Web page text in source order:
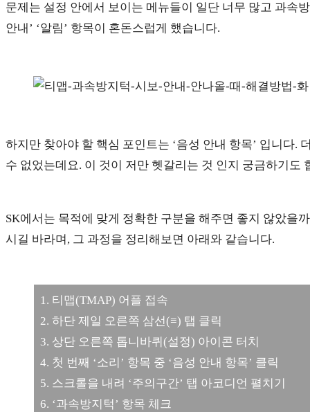
문제는 설정 안에서 보이는 메뉴들이 일단 너무 많고 과속
안내’ ‘알림’ 항목이 혼돈스럽게 했습니다.
하지만 찾아야 할 핵심 포인트는 ‘음성 안내 항목’ 입니다.
수 없었는데요. 이 것이 저만 헷갈리는 것 인지 궁금하기도
SK에서는 목적에 맞게 정확한 구분을 해주면 좋지 않았을
시길 바라며, 그 과정을 정리해보면 아래와 같습니다.
1. 티맵(TMAP) 어플 접속
2. 하단 제일 오른쪽 삼선(≡) 탭 클릭
3. 상단 오른쪽 톱니바퀴(설정) 아이콘 터치
4. 첫 번째 ‘소리’ 항목 중 ‘음성 안내 항목’ 클릭
5. 스크롤을 내려 ‘주의구간’ 탭 아코디언 펼치기
6. ‘과속방지턱’ 항목 체크